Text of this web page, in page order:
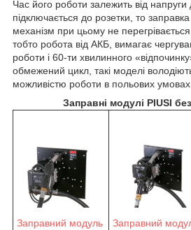
Час його роботи залежить від
підключається до розетки, то
механізм при цьому не
тобто робота від АКБ, вимагає
роботи і 60-ти хвилинного
обмежений цикл, такі моделі
можливістю роботи в польових умовах.
Заправні модулі PIUSI
Заправний модуль
Заправний